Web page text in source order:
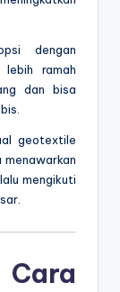
dengan
ramah
dan bisa
geotextile
menawarkan
mengikuti
Cara